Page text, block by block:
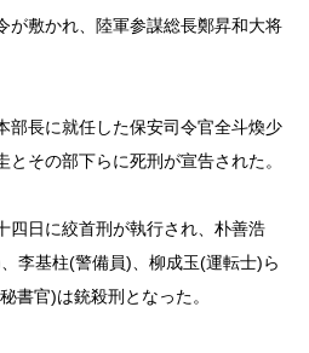
が敷かれ、陸軍参謀総長鄭昇和大将
部長に就任した保安司令官全斗煥少
その部下らに死刑が宣告された。
四日に絞首刑が執行され、朴善浩
李基柱(警備員)、柳成玉(運転士)ら
書官)は銃殺刑となった。